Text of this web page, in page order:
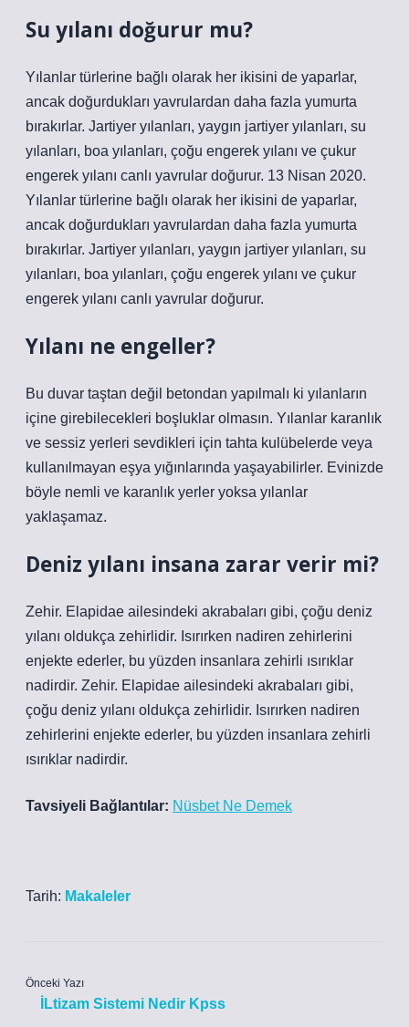
Su yılanı doğurur mu?
Yılanlar türlerine bağlı olarak her ikisini de yaparlar,
ancak doğurdukları yavrulardan daha fazla yumurta
bırakırlar. Jartiyer yılanları, yaygın jartiyer yılanları, su
yılanları, boa yılanları, çoğu engerek yılanı ve çukur
engerek yılanı canlı yavrular doğurur. 13 Nisan 2020.
Yılanlar türlerine bağlı olarak her ikisini de yaparlar,
ancak doğurdukları yavrulardan daha fazla yumurta
bırakırlar. Jartiyer yılanları, yaygın jartiyer yılanları, su
yılanları, boa yılanları, çoğu engerek yılanı ve çukur
engerek yılanı canlı yavrular doğurur.
Yılanı ne engeller?
Bu duvar taştan değil betondan yapılmalı ki yılanların
içine girebilecekleri boşluklar olmasın. Yılanlar karanlık
ve sessiz yerleri sevdikleri için tahta kulübelerde veya
kullanılmayan eşya yığınlarında yaşayabilirler. Evinizde
böyle nemli ve karanlık yerler yoksa yılanlar
yaklaşamaz.
Deniz yılanı insana zarar verir mi?
Zehir. Elapidae ailesindeki akrabaları gibi, çoğu deniz
yılanı oldukça zehirlidir. Isırırken nadiren zehirlerini
enjekte ederler, bu yüzden insanlara zehirli ısırıklar
nadirdir. Zehir. Elapidae ailesindeki akrabaları gibi,
çoğu deniz yılanı oldukça zehirlidir. Isırırken nadiren
zehirlerini enjekte ederler, bu yüzden insanlara zehirli
ısırıklar nadirdir.
Tavsiyeli Bağlantılar: Nüsbet Ne Demek
Tarih: Makaleler
Önceki Yazı
İLtizam Sistemi Nedir Kpss